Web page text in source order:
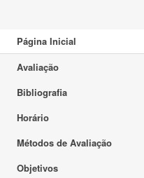
Página Inicial
Avaliação
Bibliografia
Horário
Métodos de Avaliação
Objetivos